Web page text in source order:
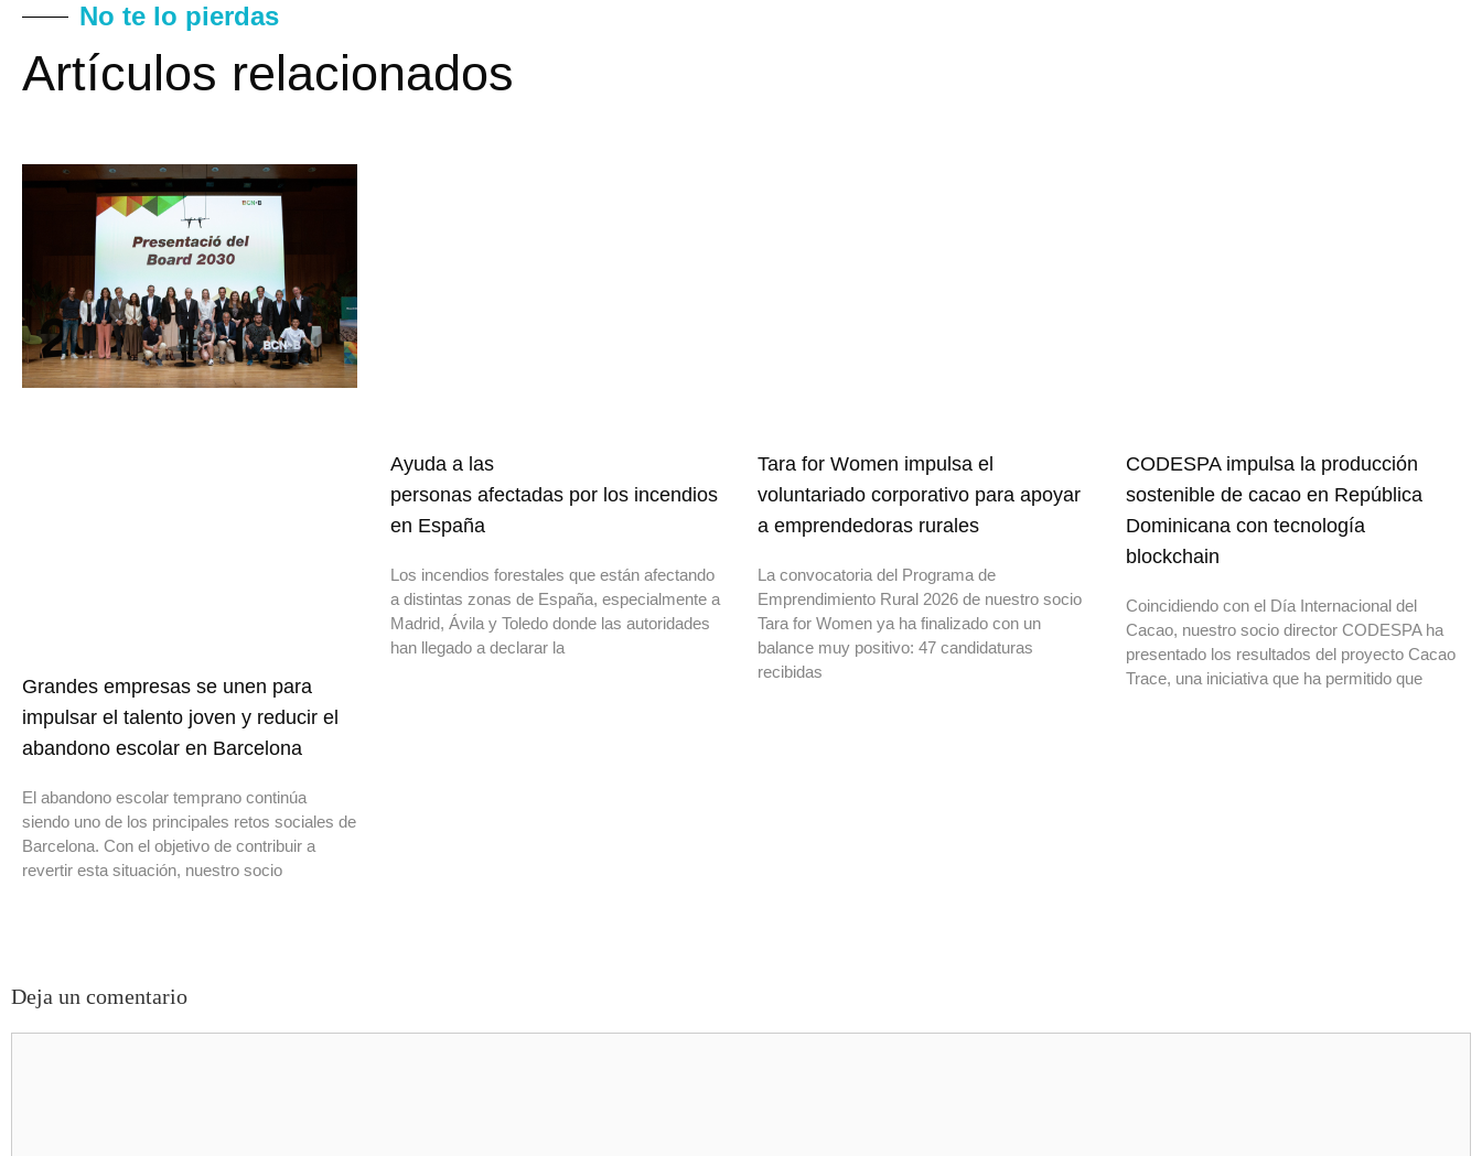
No te lo pierdas
Artículos relacionados
Grandes empresas se unen para
impulsar el talento joven y reducir el
abandono escolar en Barcelona
El abandono escolar temprano continúa
siendo uno de los principales retos sociales de
Barcelona. Con el objetivo de contribuir a
revertir esta situación, nuestro socio
Ayuda a las
personas afectadas por los incendios
en España
Los incendios forestales que están afectando
a distintas zonas de España, especialmente a
Madrid, Ávila y Toledo donde las autoridades
han llegado a declarar la
Tara for Women impulsa el
voluntariado corporativo para apoyar
a emprendedoras rurales
La convocatoria del Programa de
Emprendimiento Rural 2026 de nuestro socio
Tara for Women ya ha finalizado con un
balance muy positivo: 47 candidaturas
recibidas
CODESPA impulsa la producción
sostenible de cacao en República
Dominicana con tecnología
blockchain
Coincidiendo con el Día Internacional del
Cacao, nuestro socio director CODESPA ha
presentado los resultados del proyecto Cacao
Trace, una iniciativa que ha permitido que
Deja un comentario